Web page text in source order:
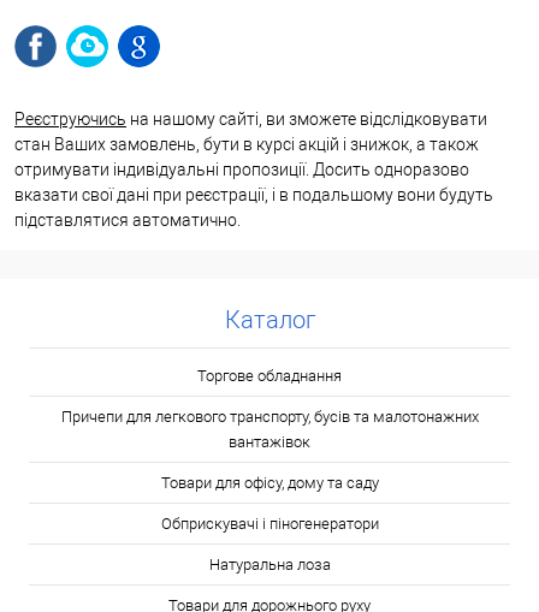
Реєструючись на нашому сайті, ви зможете відслідковувати
стан Ваших замовлень, бути в курсі акцій і знижок, а також
отримувати індивідуальні пропозиції. Досить одноразово
вказати свої дані при реєстрації, і в подальшому вони будуть
підставлятися автоматично.
Каталог
Торгове обладнання
Причепи для легкового транспорту, бусів та малотонажних
вантажівок
Товари для офісу, дому та саду
Обприскувачі і піногенератори
Натуральна лоза
Товари для дорожнього руху